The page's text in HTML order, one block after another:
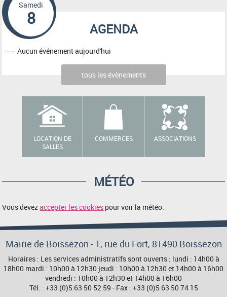
AGENDA
Samedi
8
Aucun événement aujourd'hui
tous les évènements
LOCATION DE
SALLES
COMMERCES ASSOCIATIONS
MÉTÉO
Vous devezaccepter les cookies pour voir la météo.
Mairie de Boissezon - 1, rue du Fort, 81490 Boissezon
Horaires : Les services administratifs sont ouverts : lundi : 14h00 à
18h00 mardi : 10h00 à 12h30 jeudi : 10h00 à 12h30 et 14h00 à 16h00
vendredi : 10h00 à 12h30 et 14h00 à 16h00
Tél. : +33 (0)5 63 50 52 59 - Fax : +33 (0)5 63 50 74 15